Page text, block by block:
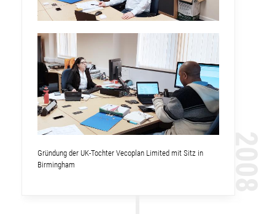
Gründung der UK-Tochter Vecoplan Limited mit Sitz in
Birmingham